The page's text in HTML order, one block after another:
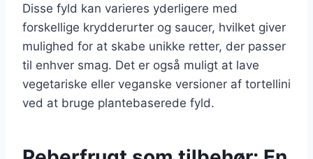
Disse fyld kan varieres yderligere med
forskellige krydderurter og saucer, hvilket giver
mulighed for at skabe unikke retter, der passer
til enhver smag. Det er også muligt at lave
vegetariske eller veganske versioner af tortellini
ved at bruge plantebaserede fyld.